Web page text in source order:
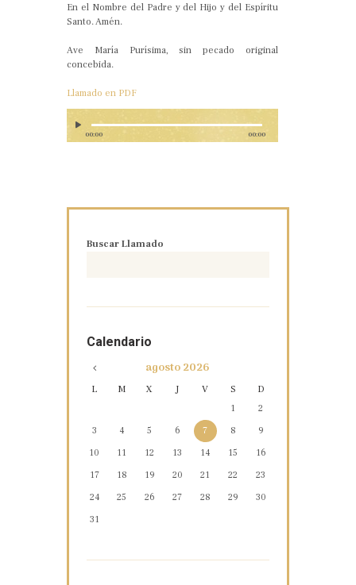
En el Nombre del Padre y del Hijo y del Espíritu
Santo. Amén.
Ave María Purísima, sin pecado original
concebida.
Llamado en PDF
00:00 00:00
Buscar Llamado
Calendario
agosto2026
L M X J V S
D
1
2
3
4 5 6 7 8
9
10
11 12 13 14 15
16
17
18 19 20 21 22
23
24
25 26 27 28 29
30
31